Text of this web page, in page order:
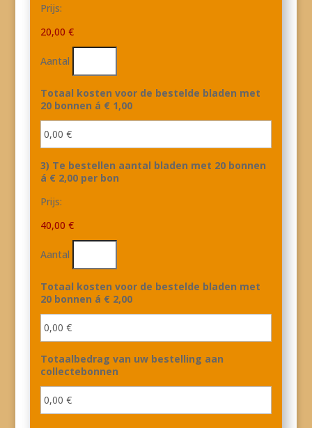
Prijs:
20,00 €
Aantal
Totaal kosten voor de bestelde bladen met
20 bonnen á € 1,00
3) Te bestellen aantal bladen met 20 bonnen
á € 2,00 per bonAantal
Prijs:
40,00 €
Aantal
Totaal kosten voor de bestelde bladen met
20 bonnen á € 2,00
Totaalbedrag van uw bestelling aan
collectebonnen